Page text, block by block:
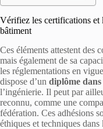
Vérifiez les certifications et
bâtiment
Ces éléments attestent des
mais également de sa
les réglementations en
dispose d’un diplôme
l’ingénierie. Il peut par
reconnu, comme une
fédération. Ces adhésions
éthiques et techniques